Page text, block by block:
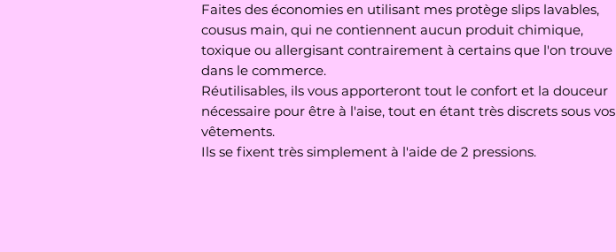
Faites des économies en utilisant mes protège slips lavables,
cousus main, qui ne contiennent aucun produit chimique,
toxique ou allergisant contrairement à certains que l'on trouve
dans le commerce.
Réutilisables, ils vous apporteront tout le confort et la douceur
nécessaire pour être à l'aise, tout en étant très discrets sous vos
vêtements.
Ils se fixent très simplement à l'aide de 2 pressions.